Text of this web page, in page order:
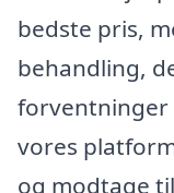
bedste pris,
behandling,
forventninger
vores
og modtage